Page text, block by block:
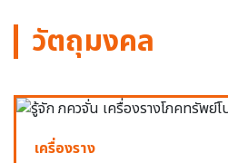
วัตถุมงคล
เครื่องราง